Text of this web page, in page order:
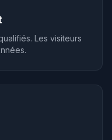
Les visiteurs